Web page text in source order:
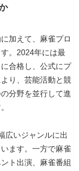
加えて、麻雀プロ
。2024年には最
合格し、公式にプ
り、芸能活動と競
分野を並行して進
広いジャンルに出
ます。一方で麻雀
ト出演、麻雀番組